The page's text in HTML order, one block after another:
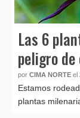
Las 6
peligro
por CIMA NORTE el
Estamos
plantas